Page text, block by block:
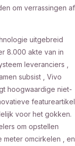
om verrassingen af
uitgebreid
8.000 akte van in
leveranciers ,
subsist , Vivo
hoogwaardige niet-
featureartikel
voor het gokken.
om opstellen
meter omcirkelen , en